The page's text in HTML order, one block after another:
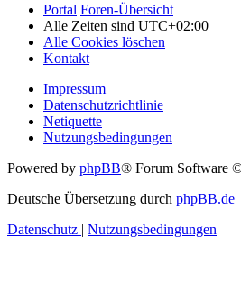
Portal Foren-Übersicht
Alle Zeiten sind UTC+02:00
Alle Cookies löschen
Kontakt
Impressum
Datenschutzrichtlinie
Netiquette
Nutzungsbedingungen
Powered by phpBB® Forum Software
Deutsche Übersetzung durch phpBB.de
Datenschutz | Nutzungsbedingungen